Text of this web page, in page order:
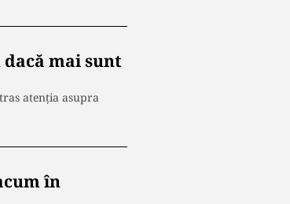
mai sunt
atenția asupra
în